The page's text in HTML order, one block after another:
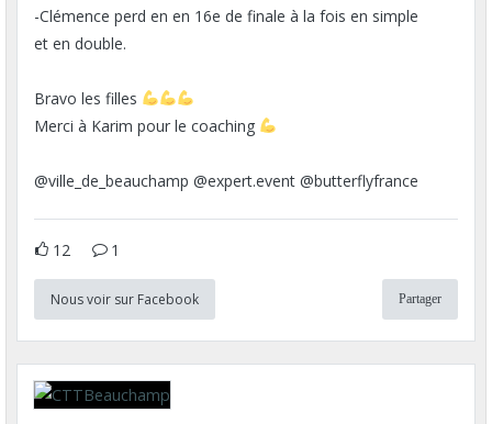
-Clémence perd en en 16e de finale à la fois en simple
et en double.
Bravo les filles
Merci à Karim pour le coaching
@ville_de_beauchamp @expert.event @butterflyfrance
12 1
Nous voir sur Facebook Partager